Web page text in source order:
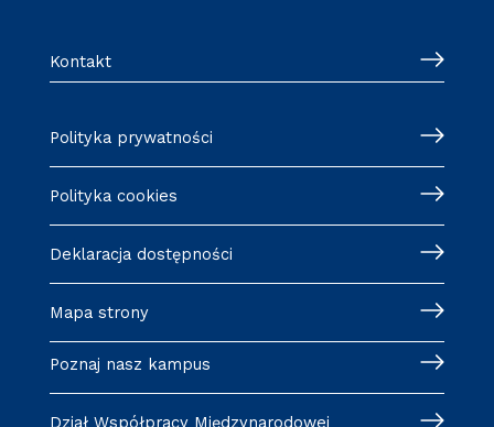
Kontakt
Polityka prywatności
Polityka cookies
Deklaracja dostępności
Mapa strony
Poznaj nasz kampus
Dział Współpracy Międzynarodowej